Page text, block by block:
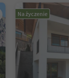
Na życzenie